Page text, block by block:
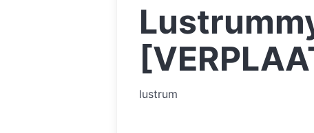
Shop
Studie
lustrum